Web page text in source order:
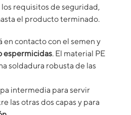
requisitos de seguridad,
el producto terminado.
en contacto con el semen y
espermicidas. El material PE
soldadura robusta de las
intermedia para servir
las otras dos capas y para